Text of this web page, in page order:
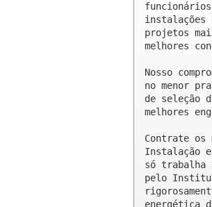
instalações
projetos
melhores
Nosso
no menor
de seleção
melhores
Contrate
Instalação
só trabalha
pelo
energética